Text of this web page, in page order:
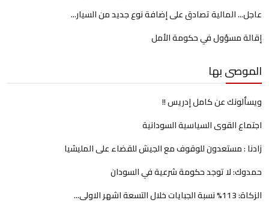
عاجل... المالية تصادق على إضافة نوع جديد من السيار...
إقالة مسؤول في حكومة الأمل
الموصى بها
ويسألونك عن كامل إدريس !!
اجتماع القوى السياسية السودانية
زادنا : مستعدون للوقوف مع الجيش للقضاء على المليشيا
حمدوك: لا توجد حكومة شرعية في السودان
الزكاة: 113% نسبة الجبايات خلال التسعة اشهر الاولى...